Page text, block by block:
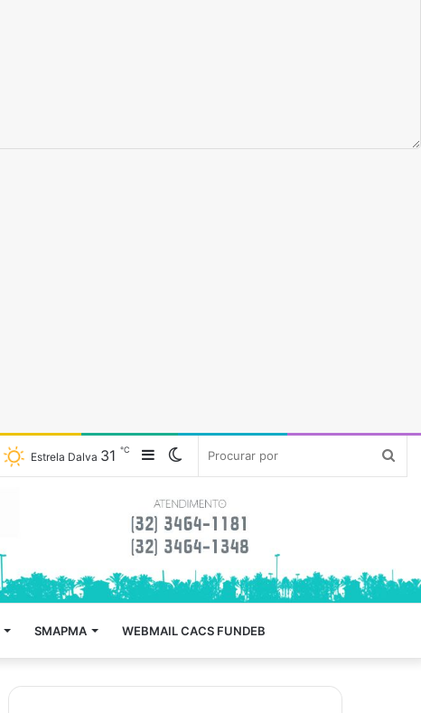
Mudar
para
Modo
Escuro
Claro
Barra
Lateral
Estrela Dalva 31 ℃
SMAPMA WEBMAIL CACS FUNDEB